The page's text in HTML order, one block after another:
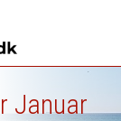
Januar